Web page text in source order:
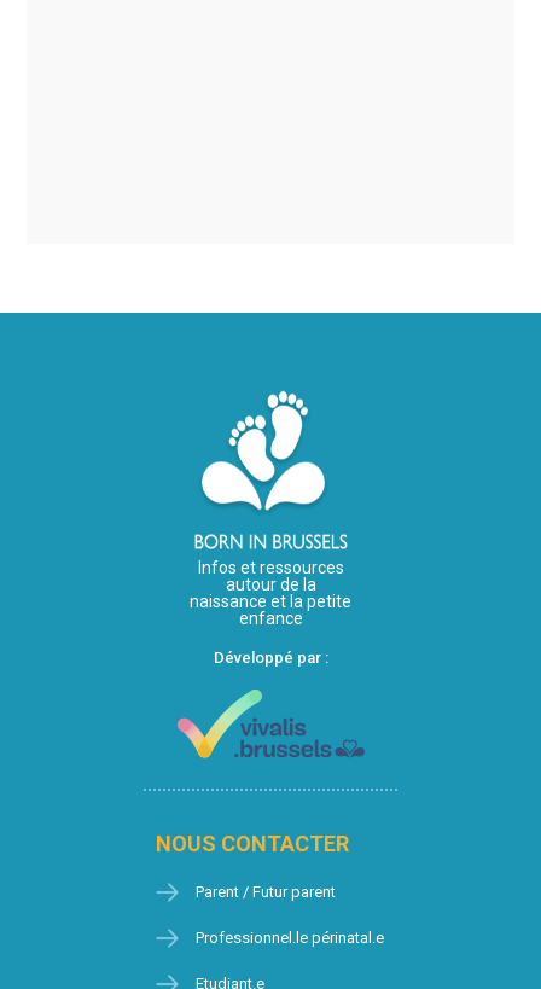
Infos et ressources
autour de la
naissance et la petite
enfance
Développé par :
NOUS CONTACTER
Parent / Futur parent
Professionnel.le périnatal.e
Etudiant.e